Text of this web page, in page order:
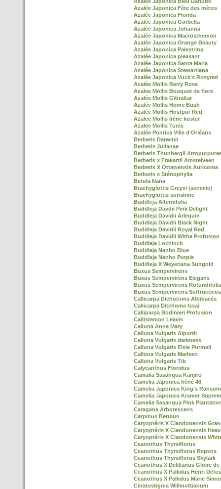
Azalée Japonica Fête des mères
Azalée Japonica Florida
Azalée Japonica Gorbella
Azalée Japonica Johanna
Azalée Japonica Macrosthemon
Azalée Japonica Orange Beauty
Azalée Japonica Palestrina
Azalée Japonica pleasant
Azalée Japonica Santa Maria
Azalée Japonica Stewartiana
Azalée Japonica Vuck's Rosyred
Azalée Mollis Berry Rose
Azalee Mollis Bouquet de flore
Azalée Mollis Gibraltar
Azalée Mollis Home Bush
Azalée Mollis Hostpur Red
Azalee Mollis Irène koster
Azalee Mollis Tunis
Azalée Pontica Ville d'Orléans
Berberis Darwinii
Berberis Julianae
Berberis Thunbergii
Berberis x Frakartii Amstelveen
Berberis X Ottawensis Auricoma
Berberis x Sténophylla
Betula Nana
Brachyglottis Greyvi (senecio)
Brachyglottis sunshine
Buddleja Alternifolia
Buddleja Davdii Pink Delight
Buddleja Davidii Arlequin
Buddleja Davidii Black Night
Buddleja Davidii Royal Red
Buddleja Davidii Withe Profusion
Buddleja Lochinch
Buddleja Nanho Blue
Buddleja Nanho Purple
Buddleja X Weyeriana Sungold
Buxus Sempervirens
Buxus Sempervirens Elegans
Buxus Sempervirens Rotundifolia
Buxus Sempervirens
Callicarpa Dichotoma Albibacéa
Callicarpa Ditchoma Issai
Calliparpa Bodinieri Profusion
Callistemon Leavis
Calluna Anne Mary
Calluna Vulgaris Alportii
Calluna Vulgaris darkness
Calluna Vulgaris Elsie Purmell
Calluna Vulgaris Marleen
Calluna Vulgaris Tib
Calycanthus Floridus
Camalia Sasanqua Kanjiro
Camelia Japonica Iréné 48
Camelia Japonica King's Ransom
Camelia Japonica Kramer
Camelia Sasanqua Pink
Caragana Arborescens
Carpinus Betulus
Caryoptéris X Clandonensis
Caryoptéris X Clandonensis
Caryoptéris X Clandonensis
Ceanothus Thyrsiflorus
Ceanothus Thyrsiflorus Repens
Ceanothus Thyrsiflorus Skylark
Ceanothus X Delilianus Gloire de
Ceanothus X Pallidus Henri
Ceanothus X Pallidus Marie
Ceratostigma Willmottianum